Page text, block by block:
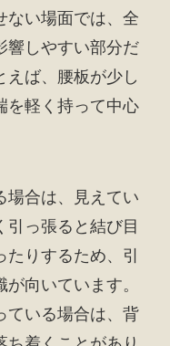
ない場面では、全
響しやすい部分だ
えば、腰板が少し
を軽く持って中心
場合は、見えてい
引っ張ると結び目
りするため、引
向いています。
ている場合は、背